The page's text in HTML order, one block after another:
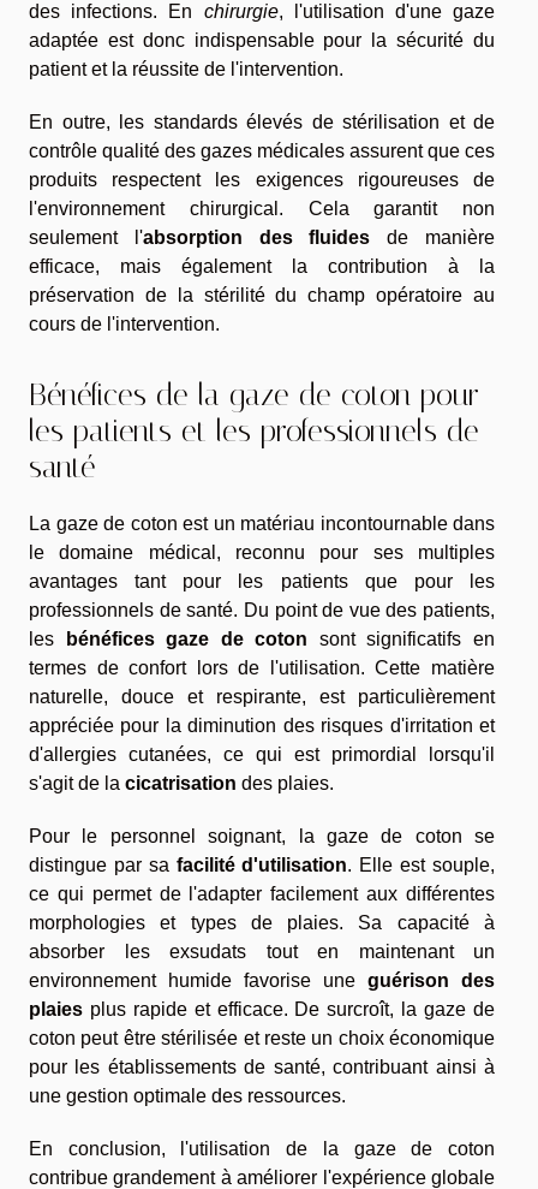
des infections. En chirurgie, l'utilisation d'une gaze
adaptée est donc indispensable pour la sécurité du
patient et la réussite de l'intervention.
En outre, les standards élevés de stérilisation et de
contrôle qualité des gazes médicales assurent que ces
produits respectent les exigences rigoureuses de
l'environnement chirurgical. Cela garantit non
seulement l'absorption des fluides de manière
efficace, mais également la contribution à la
préservation de la stérilité du champ opératoire au
cours de l'intervention.
Bénéfices de la gaze de coton pour
les patients et les professionnels de
santé
La gaze de coton est un matériau incontournable dans
le domaine médical, reconnu pour ses multiples
avantages tant pour les patients que pour les
professionnels de santé. Du point de vue des patients,
les
bénéfices gaze de coton sont significatifs en
termes de confort lors de l'utilisation. Cette matière
naturelle, douce et respirante, est particulièrement
appréciée pour la diminution des risques d'irritation et
d'allergies cutanées, ce qui est primordial lorsqu'il
s'agit de la cicatrisation des plaies.
Pour le personnel soignant, la gaze de coton se
distingue par sa facilité d'utilisation. Elle est souple,
ce qui permet de l'adapter facilement aux différentes
morphologies et types de plaies. Sa capacité à
absorber les exsudats tout en maintenant un
environnement humide favorise une guérison des
plaies plus rapide et efficace. De surcroît, la gaze de
coton peut être stérilisée et reste un choix économique
pour les établissements de santé, contribuant ainsi à
une gestion optimale des ressources.
En conclusion, l'utilisation de la gaze de coton
contribue grandement à améliorer l'expérience globale